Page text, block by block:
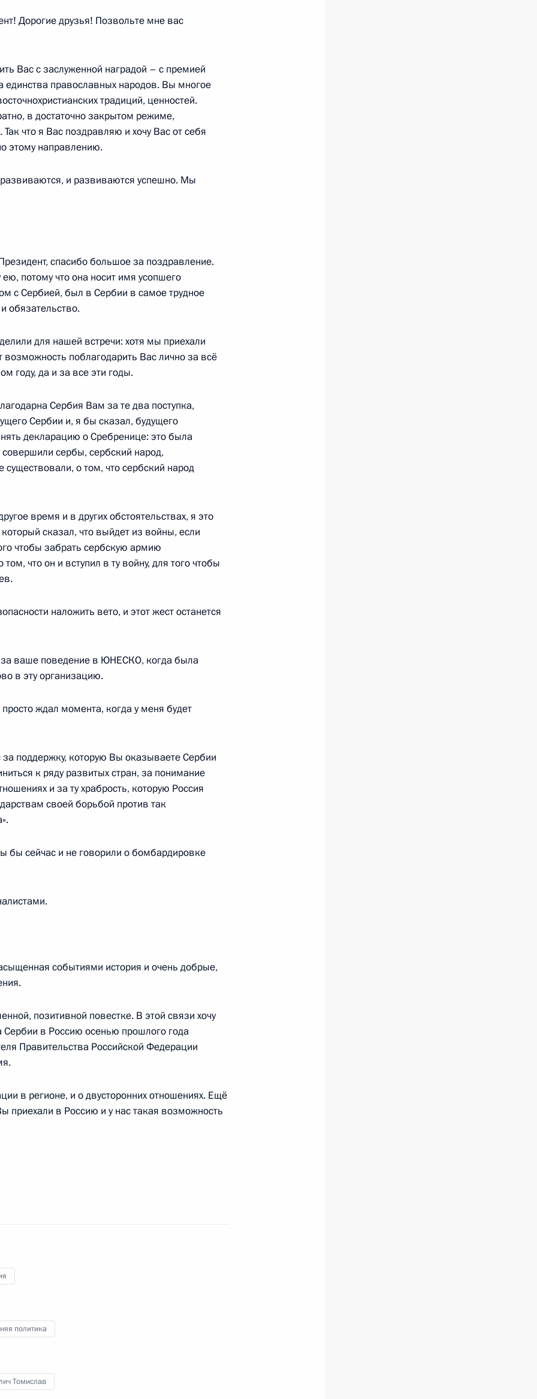
нападения
Греции Алексисом
Вероникой
4
Александром
Ново-Огарёво
Ново-Огарёво
с Президентом Армении
с 8 Марта 1
Ренци
Дорогие друзья! Позвольте мне вас
Вас с заслуженной наградой – с премией
православных народов. Вы многое
традиций, ценностей.
в достаточно закрытом режиме,
что я Вас поздравляю и хочу Вас от себя
этому направлению.
и развиваются успешно. Мы
спасибо большое за поздравление.
потому что она носит имя усопшего
с Сербией, был в Сербии в самое трудное
обязательство.
для нашей встречи: хотя мы приехали
возможность поблагодарить Вас лично за всё
году, да и за все эти годы.
Сербия Вам за те два поступка,
Сербии и, я бы сказал, будущего
декларацию о Сребренице: это была
совершили сербы, сербский народ,
о том, что сербский народ
время и в других обстоятельствах, я это
сказал, что выйдет из войны, если
чтобы забрать сербскую армию
что он и вступил в ту войну, для того чтобы
наложить вето, и этот жест останется
за ваше поведение в ЮНЕСКО, когда была
в эту организацию.
ждал момента, когда у меня будет
поддержку, которую Вы оказываете Сербии
к ряду развитых стран, за понимание
и за ту храбрость, которую Россия
своей борьбой против так
бы сейчас и не говорили о бомбардировке
событиями история и очень добрые,
позитивной повестке. В этой связи хочу
в Россию осенью прошлого года
Правительства Российской Федерации
в регионе, и о двусторонних отношениях. Ещё
приехали в Россию и у нас такая возможность
политика
Томислав